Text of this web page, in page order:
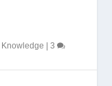
Knowledge |3